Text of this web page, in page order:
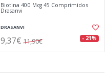
Biotina 400 Mcg 45 Comprimidos
Drasanvi
DRASANVI
9,37€ 11,90€ - 21%